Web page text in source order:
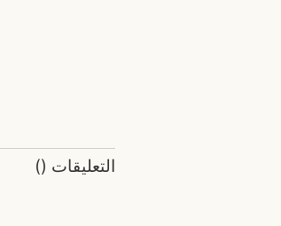
التعليقات (
)